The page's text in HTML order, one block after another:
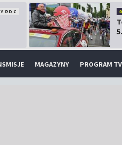
RDC
MAGAZYNY PROGRAM TV